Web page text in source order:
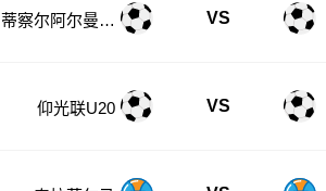
蒂察尔阿尔曼U
VS
仰光联U20 VS
泰拉菲尔马 VS